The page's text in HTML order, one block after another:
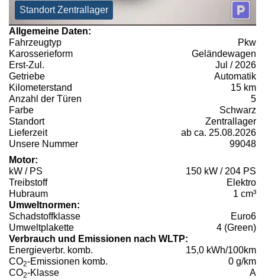
Standort Zentrallager
Allgemeine Daten:
Fahrzeugtyp
Pkw
Karosserieform
Geländewagen
Erst-Zul.
Jul / 2026
Getriebe
Automatik
Kilometerstand
15 km
Anzahl der Türen
5
Farbe
Schwarz
Standort
Zentrallager
Lieferzeit
ab ca. 25.08.2026
Unsere Nummer
99048
Motor:
kW / PS
150 kW / 204 PS
Treibstoff
Elektro
Hubraum
1 cm³
Umweltnormen:
Schadstoffklasse
Euro6
Umweltplakette
4 (Green)
Verbrauch und Emissionen nach WLTP:
Energieverbr. komb.
15,0 kWh/100km
CO2-Emissionen komb.
0 g/km
CO2-Klasse A